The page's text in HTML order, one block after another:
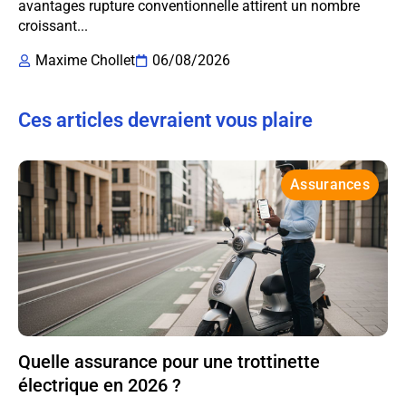
avantages rupture conventionnelle attirent un nombre
croissant...
Maxime Chollet
06/08/2026
Ces articles devraient vous plaire
Assurances
Quelle assurance pour une trottinette
électrique en 2026 ?